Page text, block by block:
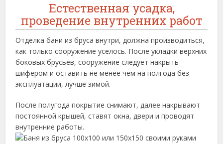
Естественная усадка,
проведение внутренних работ
Отделка бани из бруса внутри, должна производиться,
как только сооружение уселось. После укладки верхних
боковых брусьев, сооружение следует накрыть
шифером и оставить не менее чем на полгода без
эксплуатации, лучше зимой.
После полугода покрытие снимают, далее накрывают
постоянной крышей, ставят окна, двери и проводят
внутренние работы.